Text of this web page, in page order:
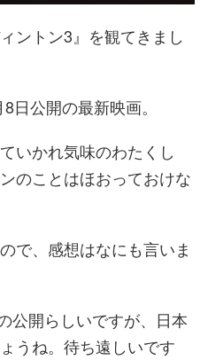
ントン3』を観てきまし
日公開の最新映画。
いかれ気味のわたくし
のことはほおっておけな
で、感想はなにも言いま
公開らしいですが、日本
うね。待ち遠しいです